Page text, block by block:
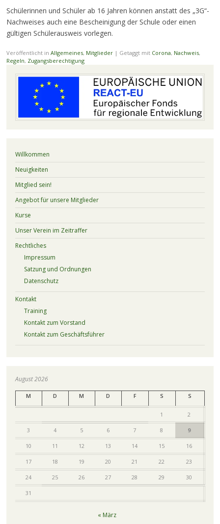
Schülerinnen und Schüler ab 16 Jahren können anstatt des „3G“-
Nachweises auch eine Bescheinigung der Schule oder einen
gültigen Schülerausweis vorlegen.
Veröffentlicht in Allgemeines, Mitglieder | Getaggt mit Corona, Nachweis,
Regeln, Zugangsberechtigung
Willkommen
Neuigkeiten
Mitglied sein!
Angebot für unsere Mitglieder
Kurse
Unser Verein im Zeitraffer
Rechtliches
Impressum
Satzung und Ordnungen
Datenschutz
Kontakt
Training
Kontakt zum Vorstand
Kontakt zum Geschäftsführer
August 2026
M D M D F S S
1 2
3 4 5 6 7 8 9
10 11 12 13 14 15 16
17 18 19 20 21 22 23
24 25 26 27 28 29 30
31
« März